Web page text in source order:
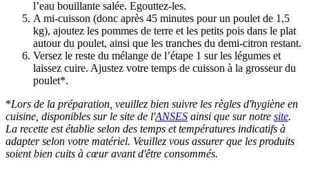
l’eau bouillante salée. Egouttez-les.
A mi-cuisson (donc après 45 minutes pour un poulet de 1,5
kg), ajoutez les pommes de terre et les petits pois dans le plat
autour du poulet, ainsi que les tranches du demi-citron restant.
Versez le reste du mélange de l’étape 1 sur les légumes et
laissez cuire. Ajustez votre temps de cuisson à la grosseur du
poulet*.
*Lors de la préparation, veuillez bien suivre les règles d'hygiène en
cuisine, disponibles sur le site de l'ANSES ainsi que sur notre site.
La recette est établie selon des temps et températures indicatifs à
adapter selon votre matériel. Veuillez vous assurer que les produits
soient bien cuits à cœur avant d'être consommés.